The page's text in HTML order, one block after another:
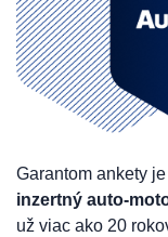
Garantom ankety je
inzertný auto-
už viac ako 20